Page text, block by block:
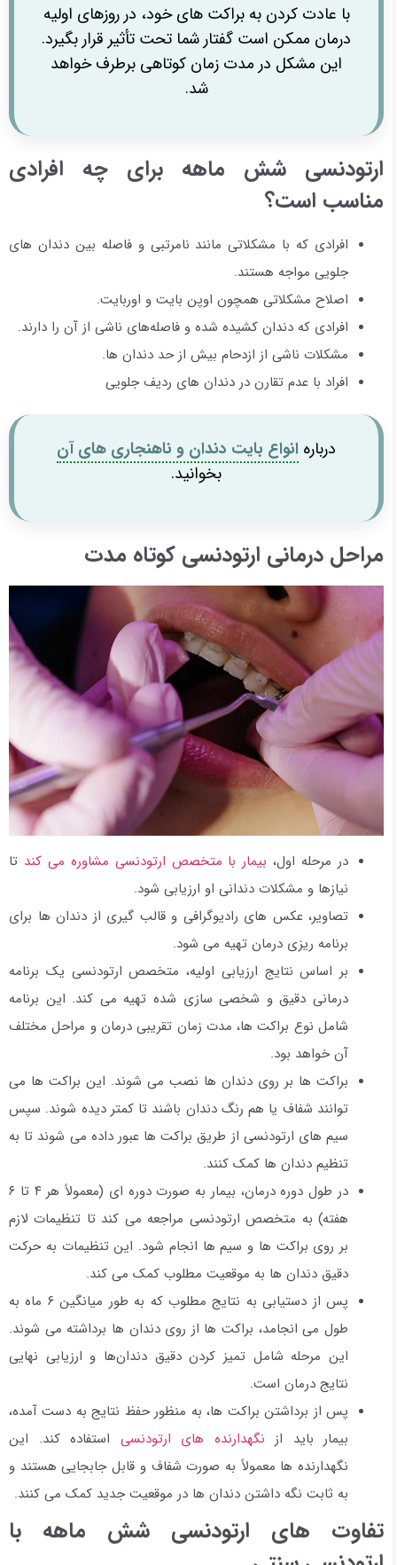
با عادت کردن به براکت های خود، در روزهای اولیه
درمان ممکن است گفتار شما تحت تأثیر قرار بگیرد.
این مشکل در مدت زمان کوتاهی برطرف خواهد
شد.
ارتودنسی شش ماهه برای چه افرادی
مناسب است؟
افرادی که با مشکلاتی مانند نامرتبی و فاصله بین دندان های
جلویی مواجه هستند.
اصلاح مشکلاتی همچون اوپن بایت و اوربایت.
افرادی که دندان کشیده شده و فاصله‌های ناشی از آن را دارند.
مشکلات ناشی از ازدحام بیش از حد دندان ها.
افراد با عدم تقارن در دندان های ردیف جلویی
درباره انواع بایت دندان و ناهنجاری های آن
بخوانید.
مراحل درمانی ارتودنسی کوتاه مدت
در مرحله اول، بیمار با متخصص ارتودنسی مشاوره می کند تا
نیازها و مشکلات دندانی او ارزیابی شود.
تصاویر، عکس های رادیوگرافی و قالب گیری از دندان ها برای
برنامه ریزی درمان تهیه می شود.
بر اساس نتایج ارزیابی اولیه، متخصص ارتودنسی یک برنامه
درمانی دقیق و شخصی سازی شده تهیه می کند. این برنامه
شامل نوع براکت ها، مدت زمان تقریبی درمان و مراحل مختلف
آن خواهد بود.
براکت ها بر روی دندان ها نصب می شوند. این براکت ها می
توانند شفاف یا هم رنگ دندان باشند تا کمتر دیده شوند. سپس
سیم های ارتودنسی از طریق براکت ها عبور داده می شوند تا به
تنظیم دندان ها کمک کنند.
در طول دوره درمان، بیمار به صورت دوره ای (معمولاً هر ۴ تا ۶
هفته) به متخصص ارتودنسی مراجعه می کند تا تنظیمات لازم
بر روی براکت ها و سیم ها انجام شود. این تنظیمات به حرکت
دقیق دندان ها به موقعیت مطلوب کمک می کند.
پس از دستیابی به نتایج مطلوب که به طور میانگین ۶ ماه به
طول می انجامد، براکت ها از روی دندان ها برداشته می شوند.
این مرحله شامل تمیز کردن دقیق دندان‌ها و ارزیابی نهایی
نتایج درمان است.
پس از برداشتن براکت ها، به منظور حفظ نتایج به دست آمده،
بیمار باید از نگهدارنده های ارتودنسی استفاده کند. این
نگهدارنده ها معمولاً به صورت شفاف و قابل جابجایی هستند و
به ثابت نگه داشتن دندان ها در موقعیت جدید کمک می کنند.
تفاوت های ارتودنسی شش ماهه با